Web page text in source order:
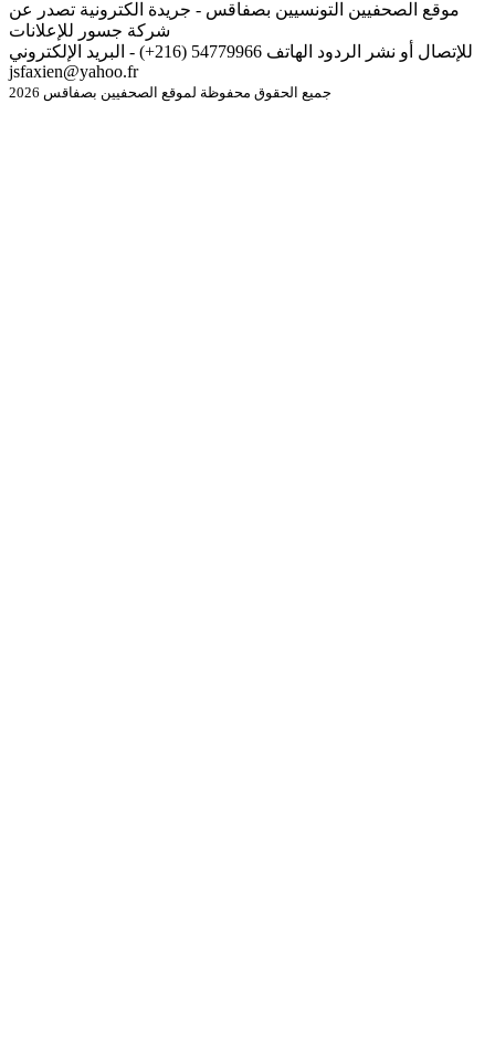
موقع الصحفيين التونسيين بصفاقس - جريدة الكترونية تصدر عن
شركة جسور للإعلانات
للإتصال أو نشر الردود الهاتف 54779966 (216+) - البريد الإلكتروني
jsfaxien@yahoo.fr
جميع الحقوق محفوظة لموقع الصحفيين بصفاقس 2026